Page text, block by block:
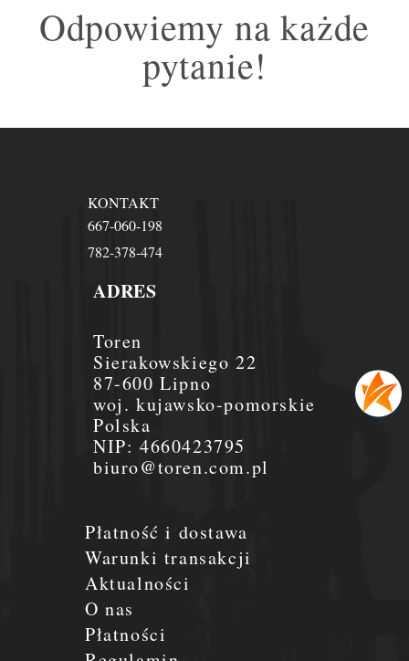
Odpowiemy na każde
pytanie!
Płatność i dostawa
Warunki transakcji
Aktualności
O nas
Płatności
ADRES
Toren
Sierakowskiego 22
87-600 Lipno
woj. kujawsko-pomorskie
Polska
NIP:4660423795
biuro@toren.com.pl
KONTAKT
667-060-198
782-378-474